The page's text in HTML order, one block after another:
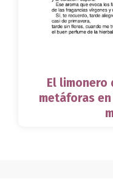
El limonero
metáforas